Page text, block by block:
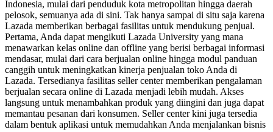
Indonesia, mulai dari penduduk kota metropolitan hingga daerah
pelosok, semuanya ada di sini. Tak hanya sampai di situ saja karena
Lazada memberikan berbagai fasilitas untuk mendukung penjual.
Pertama, Anda dapat mengikuti Lazada University yang mana
menawarkan kelas online dan offline yang berisi berbagai informasi
mendasar, mulai dari cara berjualan online hingga modul panduan
canggih untuk meningkatkan kinerja penjualan toko Anda di
Lazada. Tersedianya fasilitas seller center memberikan pengalaman
berjualan secara online di Lazada menjadi lebih mudah. Akses
langsung untuk menambahkan produk yang diingini dan juga dapat
memantau pesanan dari konsumen. Seller center kini juga tersedia
dalam bentuk aplikasi untuk memudahkan Anda menjalankan bisnis